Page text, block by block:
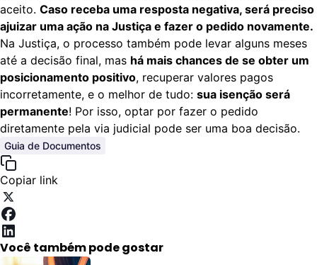
aceito. Caso receba uma resposta negativa, será preciso
ajuizar uma ação na Justiça e fazer o pedido novamente.
Na Justiça, o processo também pode levar alguns meses
até a decisão final, mas há mais chances de se obter um
posicionamento positivo, recuperar valores pagos
incorretamente, e o melhor de tudo: sua isenção será
permanente! Por isso, optar por fazer o pedido
diretamente pela via judicial pode ser uma boa decisão.
Guia de Documentos
Copiar link
Você também pode gostar